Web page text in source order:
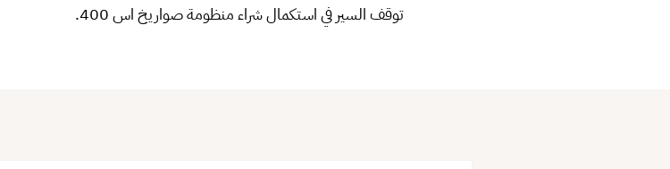
توقف السير في استكمال شراء منظومة صواريخ اس 400.